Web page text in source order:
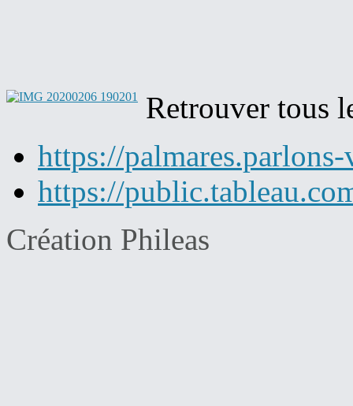
Retrouver tous
https://
https://
Création Phileas